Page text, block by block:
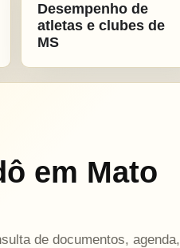
Desempenho de
atletas e clubes de
MS
em Mato
de documentos, agenda,